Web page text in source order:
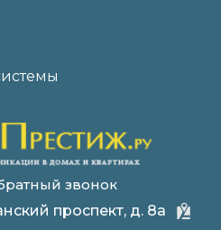
звонок
проспект, д. 8а